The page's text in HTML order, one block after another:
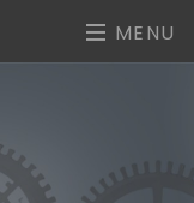
MENU